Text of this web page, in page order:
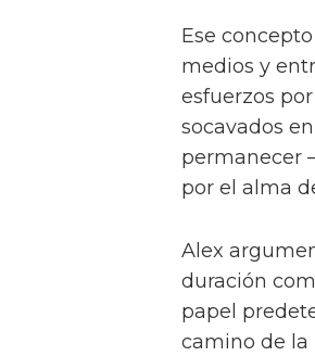
Ese
medios y
esfuerzos
socavados
permanecer
por el alma
Alex
duración
papel
camino de la